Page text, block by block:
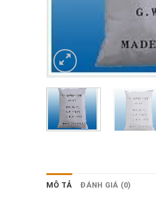
MÔ TẢ ĐÁNH GIÁ (0)